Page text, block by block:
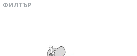
ФИЛТЪР